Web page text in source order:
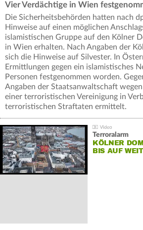
Vier Verdächtige in Wien
Die Sicherheitsbehörden hatten nach
Hinweise auf einen möglichen
islamistischen Gruppe auf den Kölner
in Wien erhalten. Nach Angaben der
sich die Hinweise auf Silvester. In
Ermittlungen gegen ein islamistisches
Personen festgenommen worden.
Angaben der Staatsanwaltschaft
einer terroristischen Vereinigung in
terroristischen Straftaten ermittelt.
Terroralarm
KÖLNER
BIS AUF